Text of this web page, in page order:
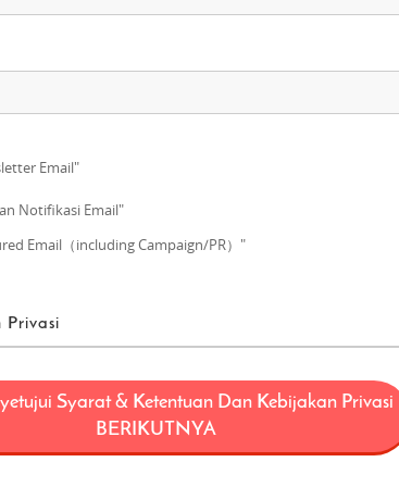
Email"
Notifikasi Email"
Email（including Campaign/PR）"
proyek (“Proyek FUN! JAPAN”) yang menawarkan produk
tidak terbatas pada domain web fun-japan.jp/id – disebut
dan berusaha untuk meningkatkan ketertarikan
Syarat & Ketentuan Dan Kebijakan Privasi
BERIKUTNYA